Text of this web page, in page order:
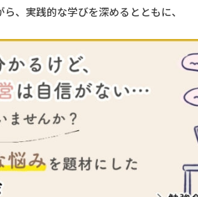
、実践的な学びを深めるとともに、